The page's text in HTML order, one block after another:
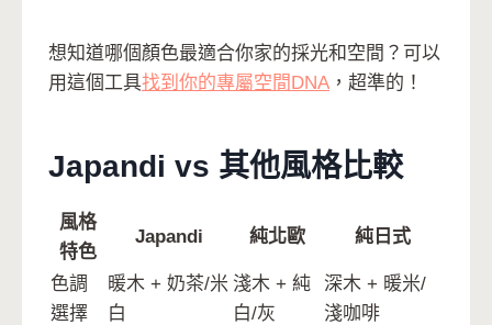
想知道哪個顏色最適合你家的採光和空間？可以
用這個工具找到你的專屬空間DNA ，超準的！
Japandi vs 其他風格比較
風格
特色
Japandi 純北歐 純日式
色調
選擇
暖木 + 奶茶/米
白
淺木 + 純
白/灰
深木 + 暖米/
淺咖啡